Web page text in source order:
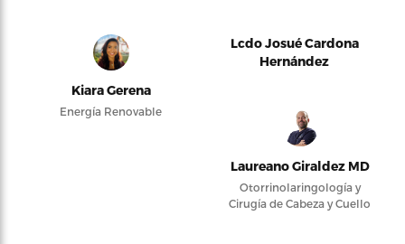
Kiara Gerena
Energía Renovable
Lcdo Josué Cardona
Hernández
Laureano Giraldez MD
Otorrinolaringología y
Cirugía de Cabeza y Cuello